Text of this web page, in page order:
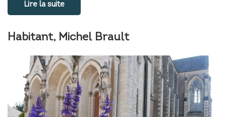
Lire la suite
Habitant, Michel Brault